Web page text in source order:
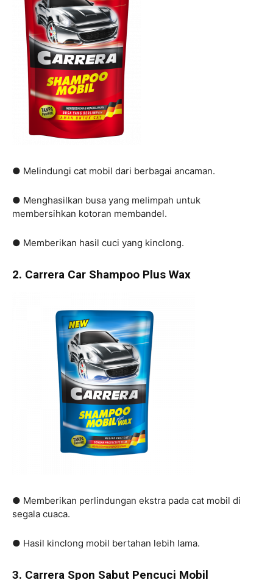
● Melindungi cat mobil dari berbagai ancaman.
● Menghasilkan busa yang melimpah untuk
membersihkan kotoran membandel.
● Memberikan hasil cuci yang kinclong.
2. Carrera Car Shampoo Plus Wax
● Memberikan perlindungan ekstra pada cat mobil di
segala cuaca.
● Hasil kinclong mobil bertahan lebih lama.
3. Carrera Spon Sabut Pencuci Mobil